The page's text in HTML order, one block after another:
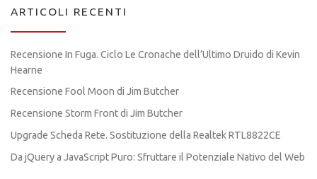
ARTICOLI RECENTI
Recensione In Fuga. Ciclo Le Cronache dell’Ultimo Druido di Kevin
Hearne
Recensione Fool Moon di Jim Butcher
Recensione Storm Front di Jim Butcher
Upgrade Scheda Rete. Sostituzione della Realtek RTL8822CE
Da jQuery a JavaScript Puro: Sfruttare il Potenziale Nativo del Web